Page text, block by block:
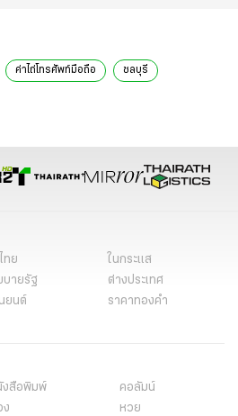
ค่าไถ่โทรศัพท์มือถือ ชลบุรี
ทย
ในกระแส
บายรัฐ
ต่างประเทศ
ยนต์
ราคาทองคำ
งสือพิมพ์
คอลัมน์
ง
หวย